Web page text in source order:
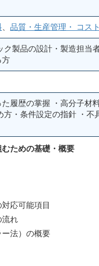
品質・生産管理・ コス
ク製品の設計・製造担当
方
履歴の掌握 ・高分子材
・条件設定の指針 ・不
ための基礎・概要
応可能項目
れ
法）の概要